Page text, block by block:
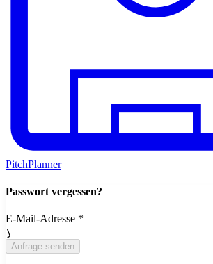
PitchPlanner
Passwort vergessen?
E-Mail-Adresse *
Anfrage senden